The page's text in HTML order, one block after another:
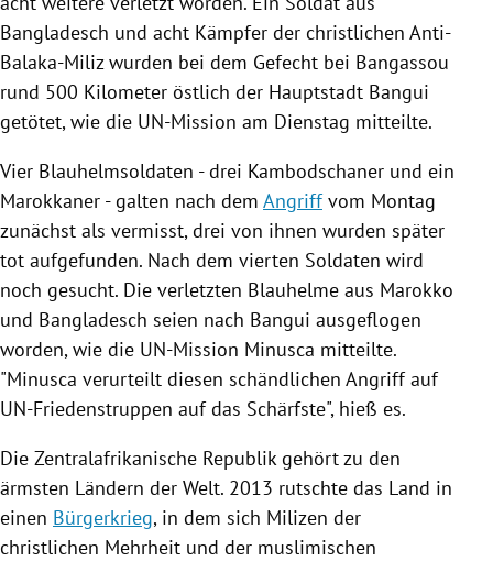
Untermenü
Untermenü
Untermenü
Bangladesch und acht Kämpfer der christlichen Anti-
Balaka-Miliz wurden bei dem Gefecht bei Bangassou
rund 500 Kilometer östlich der Hauptstadt Bangui
getötet, wie die UN-Mission am Dienstag mitteilte.
Vier Blauhelmsoldaten - drei Kambodschaner und ein
Marokkaner - galten nach dem Angriffvom Montag
zunächst als vermisst, drei von ihnen wurden später
tot aufgefunden. Nach dem vierten Soldaten wird
noch gesucht. Die verletzten Blauhelme aus Marokko
und Bangladesch seien nach Bangui ausgeflogen
worden, wie die UN-Mission Minusca mitteilte.
"Minusca verurteilt diesen schändlichen Angriffauf
UN-Friedenstruppen auf das Schärfste", hieß es.
Die Zentralafrikanische Republik gehört zu den
ärmsten Ländern der Welt. 2013 rutschte das Land in
einen Bürgerkrieg, in dem sich Milizen der
christlichen Mehrheit und der muslimischen